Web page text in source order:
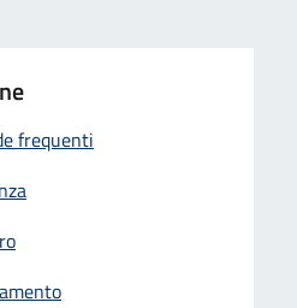
frequenti